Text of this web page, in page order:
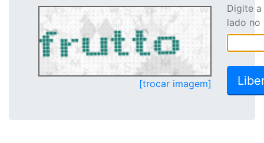
[trocar imagem]
Digite
lado no